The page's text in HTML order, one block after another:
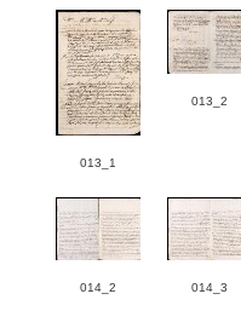
013_1
013_2
014_2 014_3